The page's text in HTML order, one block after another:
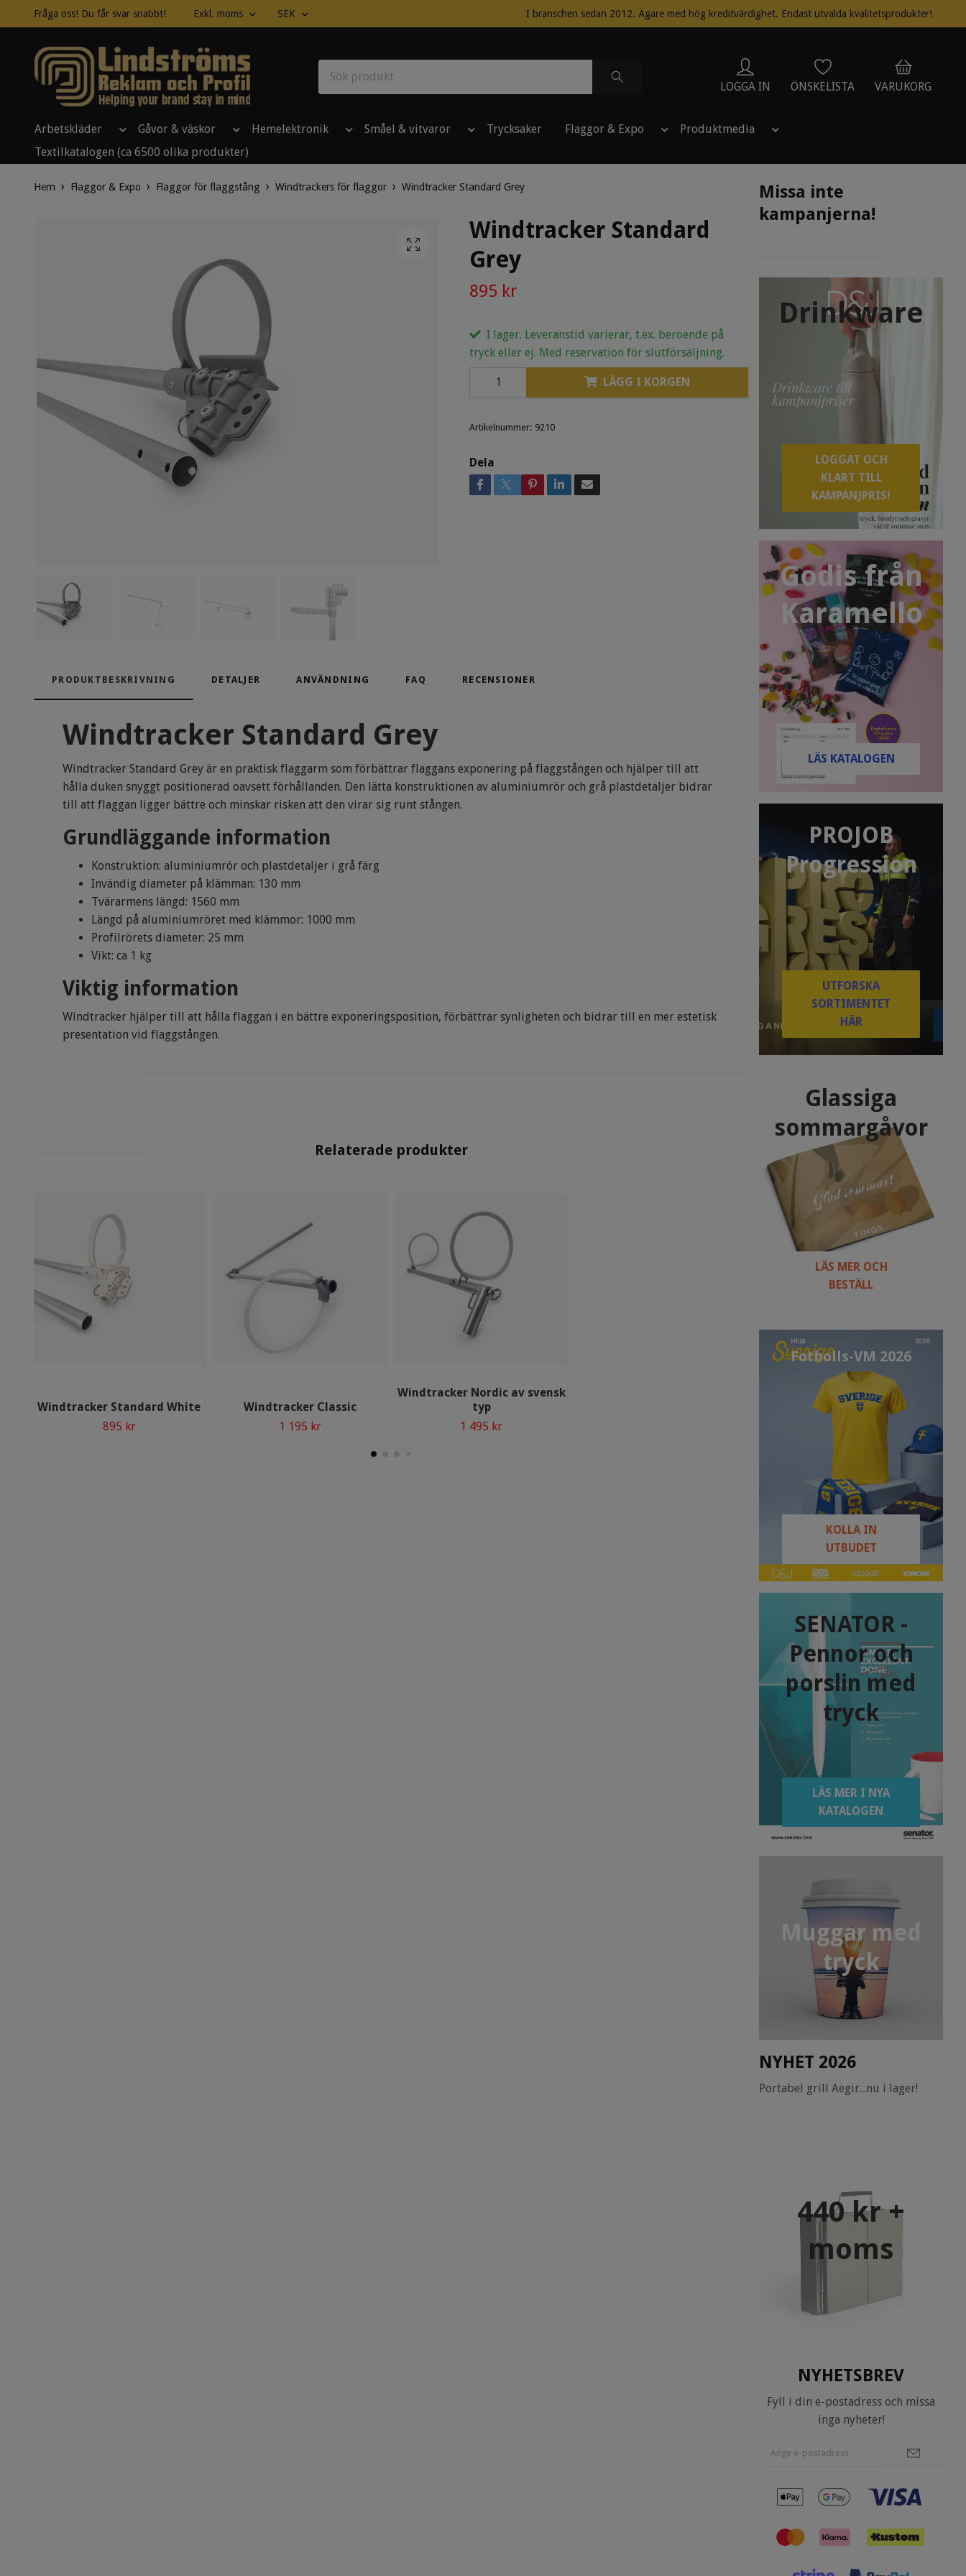
Fråga oss! Du får svar snabbt! Exkl. moms SEK I branschen sedan 2012. Ägare med hög kreditvärdighet. Endast utvalda kvalitetsprodukter!
LOGGA IN ÖNSKELISTA VARUKORG
Arbetskläder Gåvor & väskor Hemelektronik Småel & vitvaror Trycksaker Flaggor & Expo
Produktmedia
Textilkatalogen (ca 6500 olika produkter)
Missa inte
kampanjerna!
Drinkware
LOGGAT OCH
KLART TILL
KAMPANJPRIS!
Godis från
Karamello
LÄS KATALOGEN
PROJOB
Progression
UTFORSKA
SORTIMENTET
HÄR
Glassiga
sommargåvor
LÄS MER OCH
BESTÄLL
Fotbolls-VM 2026
KOLLA IN
UTBUDET
SENATOR -
Pennor och
porslin med
tryck
LÄS MER I NYA
KATALOGEN
Muggar med
tryck
NYHET 2026
Portabel grill Aegir...nu i lager!
440 kr +
moms
NYHETSBREV
Fyll i din e-postadress och missa
inga nyheter!
Hem Flaggor & Expo Flaggor för flaggstång Windtrackers för flaggor Windtracker Standard Grey
Windtracker Standard
Grey
895 kr
I lager. Leveranstid varierar, t.ex. beroende på
tryck eller ej. Med reservation för slutförsäljning.
LÄGG I KORGEN
Artikelnummer: 9210
Dela
PRODUKTBESKRIVNING DETALJER ANVÄNDNING FAQ RECENSIONER
Windtracker Standard Grey
Windtracker Standard Grey är en praktisk flaggarm som förbättrar flaggans exponering på flaggstången och hjälper till att
hålla duken snyggt positionerad oavsett förhållanden. Den lätta konstruktionen av aluminiumrör och grå plastdetaljer bidrar
till att flaggan ligger bättre och minskar risken att den virar sig runt stången.
Grundläggande information
Konstruktion: aluminiumrör och plastdetaljer i grå färg
Invändig diameter på klämman: 130 mm
Tvärarmens längd: 1560 mm
Längd på aluminiumröret med klämmor: 1000 mm
Profilrörets diameter: 25 mm
Vikt: ca 1 kg
Viktig information
Windtracker hjälper till att hålla flaggan i en bättre exponeringsposition, förbättrar synligheten och bidrar till en mer estetisk
presentation vid flaggstången.
Windtracker Standard White
895 kr
Windtracker Classic
1 195 kr
Windtracker Nordic av svensk
typ
1 495 kr